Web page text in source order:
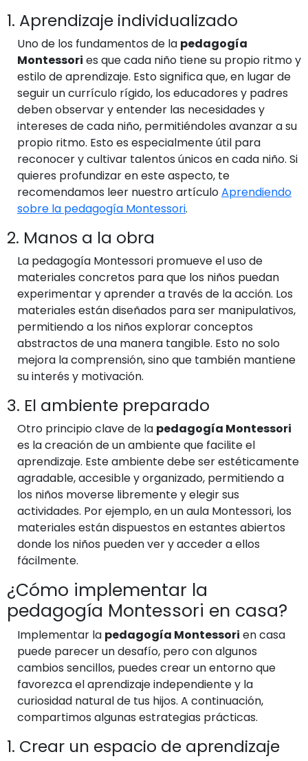
1. Aprendizaje individualizado
Uno de los fundamentos de la pedagogía
Montessori es que cada niño tiene su propio ritmo y
estilo de aprendizaje. Esto significa que, en lugar de
seguir un currículo rígido, los educadores y padres
deben observar y entender las necesidades y
intereses de cada niño, permitiéndoles avanzar a su
propio ritmo. Esto es especialmente útil para
reconocer y cultivar talentos únicos en cada niño. Si
quieres profundizar en este aspecto, te
recomendamos leer nuestro artículoAprendiendo
sobre la pedagogía Montessori.
2. Manos a la obra
La pedagogía Montessori promueve el uso de
materiales concretos para que los niños puedan
experimentar y aprender a través de la acción. Los
materiales están diseñados para ser manipulativos,
permitiendo a los niños explorar conceptos
abstractos de una manera tangible. Esto no solo
mejora la comprensión, sino que también mantiene
su interés y motivación.
3. El ambiente preparado
Otro principio clave de la pedagogía Montessori
es la creación de un ambiente que facilite el
aprendizaje. Este ambiente debe ser estéticamente
agradable, accesible y organizado, permitiendo a
los niños moverse libremente y elegir sus
actividades. Por ejemplo, en un aula Montessori, los
materiales están dispuestos en estantes abiertos
donde los niños pueden ver y acceder a ellos
fácilmente.
¿Cómo implementar la
pedagogía Montessori en casa?
Implementar la pedagogía Montessori en casa
puede parecer un desafío, pero con algunos
cambios sencillos, puedes crear un entorno que
favorezca el aprendizaje independiente y la
curiosidad natural de tus hijos. A continuación,
compartimos algunas estrategias prácticas.
1. Crear un espacio de aprendizaje